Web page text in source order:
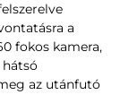
a
fokos kamera,
az utánfutó